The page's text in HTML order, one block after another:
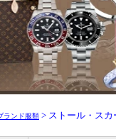
ランド服類 > ストール・ス